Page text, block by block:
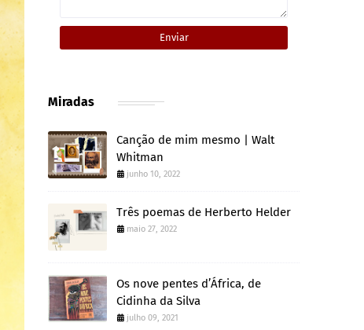
Miradas
Canção de mim mesmo | Walt
Whitman
junho 10, 2022
Três poemas de Herberto Helder
maio 27, 2022
Os nove pentes d’África, de
Cidinha da Silva
julho 09, 2021